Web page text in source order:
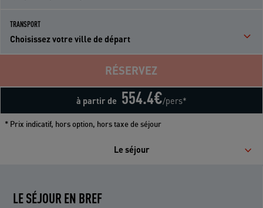
TRANSPORT
Choisissez votre ville de départ
à partir de 554.4€/pers*
RÉSERVEZ
* Prix indicatif, hors option, hors taxe de séjour
Le séjour
LE SÉJOUR EN BREF